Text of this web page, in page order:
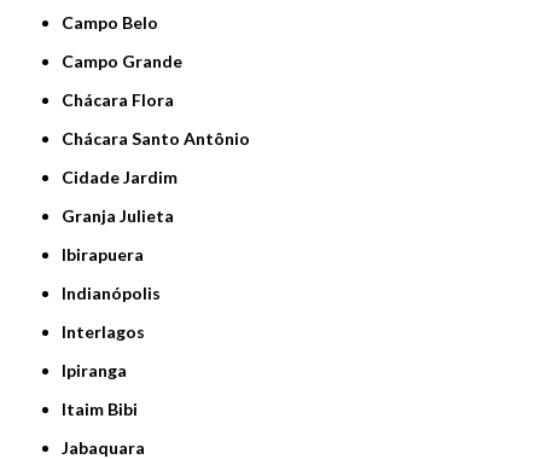
Campo Belo
Campo Grande
Chácara Flora
Chácara Santo Antônio
Cidade Jardim
Granja Julieta
Ibirapuera
Indianópolis
Interlagos
Ipiranga
Itaim Bibi
Jabaquara